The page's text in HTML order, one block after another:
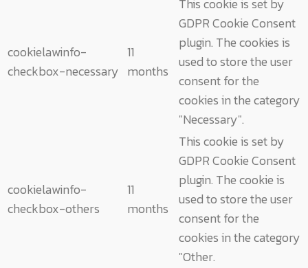
cookielawinfo-
checkbox-necessary
11
months
This cookie is set by
GDPR Cookie Consent
plugin. The cookies is
used to store the user
consent for the
cookies in the category
"Necessary".
cookielawinfo-
checkbox-others
11
months
This cookie is set by
GDPR Cookie Consent
plugin. The cookie is
used to store the user
consent for the
cookies in the category
"Other.